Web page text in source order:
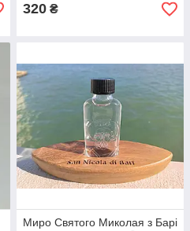
320 ₴
Миро Святого Миколая з Барі